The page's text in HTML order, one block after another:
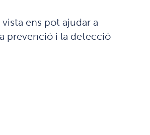
ens pot ajudar a
prevenció i la detecció